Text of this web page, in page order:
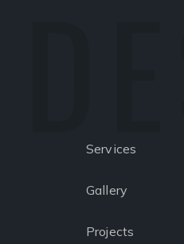
Services
Gallery
Projects